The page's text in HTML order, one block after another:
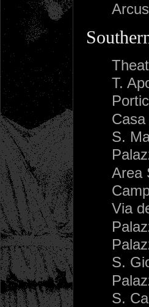
T.
S.
Area
Via
S.
S.